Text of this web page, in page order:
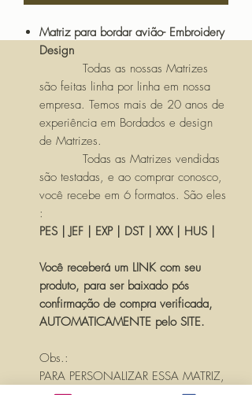
Matriz para bordar avião- Embroidery
Design
Todas as nossas Matrizes
são feitas linha por linha em nossa
empresa. Temos mais de 20 anos de
experiência em Bordados e design
de Matrizes.
Todas as Matrizes vendidas
são testadas, e ao comprar conosco,
você recebe em 6 formatos. São eles
:
PES | JEF | EXP | DST | XXX | HUS |
Você receberá um LINK com seu
produto, para ser baixado pós
confirmação de compra verificada,
AUTOMATICAMENTE pelo SITE.
Obs.:
PARA PERSONALIZAR ESSA MATRIZ,